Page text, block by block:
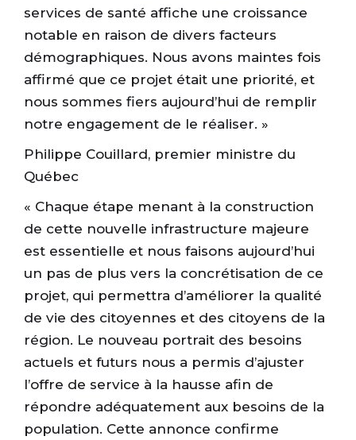
services de santé affiche une croissance
notable en raison de divers facteurs
démographiques. Nous avons maintes fois
affirmé que ce projet était une priorité, et
nous sommes fiers aujourd’hui de remplir
notre engagement de le réaliser. »
Philippe Couillard, premier ministre du
Québec
« Chaque étape menant à la construction
de cette nouvelle infrastructure majeure
est essentielle et nous faisons aujourd’hui
un pas de plus vers la concrétisation de ce
projet, qui permettra d’améliorer la qualité
de vie des citoyennes et des citoyens de la
région. Le nouveau portrait des besoins
actuels et futurs nous a permis d’ajuster
l’offre de service à la hausse afin de
répondre adéquatement aux besoins de la
population. Cette annonce confirme